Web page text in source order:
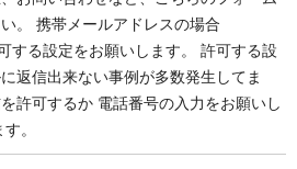
。 携帯メールアドレスの場合
する設定をお願いします。 許可する設
返信出来ない事例が多数発生してま
許可するか 電話番号の入力をお願いし
。